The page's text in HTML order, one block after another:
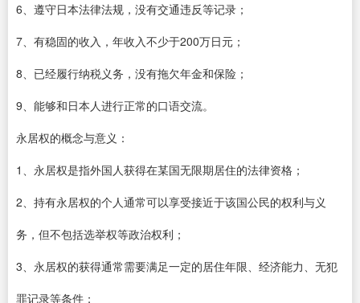
6、遵守日本法律法规，没有交通违反等记录；
7、有稳固的收入，年收入不少于200万日元；
8、已经履行纳税义务，没有拖欠年金和保险；
9、能够和日本人进行正常的口语交流。
永居权的概念与意义：
1、永居权是指外国人获得在某国无限期居住的法律资格；
2、持有永居权的个人通常可以享受接近于该国公民的权利与义
务，但不包括选举权等政治权利；
3、永居权的获得通常需要满足一定的居住年限、经济能力、无犯
罪记录等条件；